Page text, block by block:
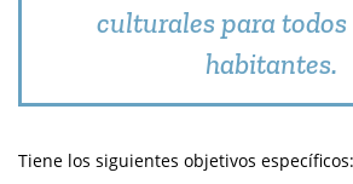
culturales para todos
habitantes.
Tiene los siguientes objetivos específicos: